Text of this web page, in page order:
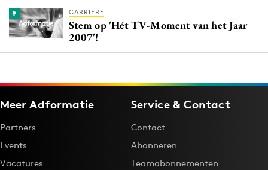
CARRIERE
Stem op 'Hét TV-Moment van het Jaar
2007'!
Meer Adformatie
Partners
Events
Vacatures
Service & Contact
Contact
Abonneren
Teamabonnementen